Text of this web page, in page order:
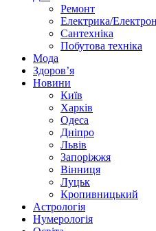
Ремонт
Електрика/
Сантехніка
Побутова техніка
Мода
Здоров’я
Новини
Київ
Харків
Одеса
Дніпро
Львів
Запоріжжя
Вінниця
Луцьк
Кропивницький
Астрологія
Нумерологія